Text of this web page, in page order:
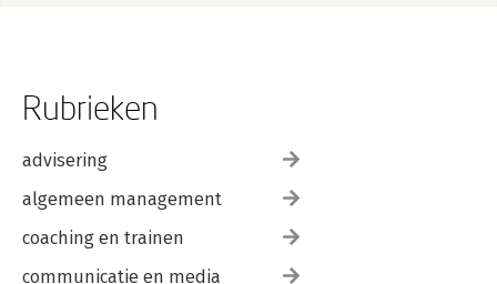
Rubrieken
advisering
algemeen management
coaching en trainen
communicatie en media